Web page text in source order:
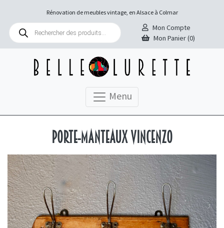
Rénovation de meubles vintage, en Alsace à Colmar
Recherche
produits
Mon Compte
Mon Panier (0)
Menu
Porte-manteaux Vincenzo